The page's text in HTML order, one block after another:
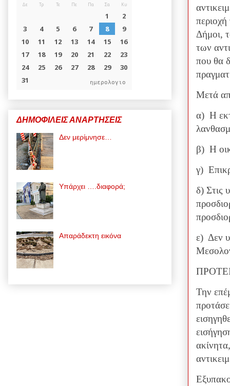
Δήμοι,
των
που θα
Μετά
α) Η
β) Η
γ)
δ) Στις
ε) Δεν
Την
ημερολογιο
ΔΗΜΟΦΙΛΕΙΣ ΑΝΑΡΤΗΣΕΙΣ
Δεν μερίμνησε…
Υπάρχει ….διαφορά;
Απαράδεκτη εικόνα